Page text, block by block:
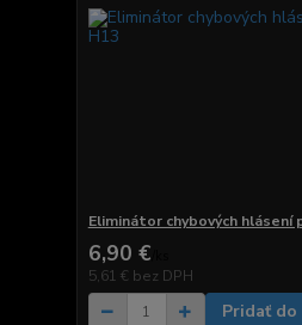
Eliminátor chybových hlásení
6,90 €
5,61 € bez DPH
Pridať do